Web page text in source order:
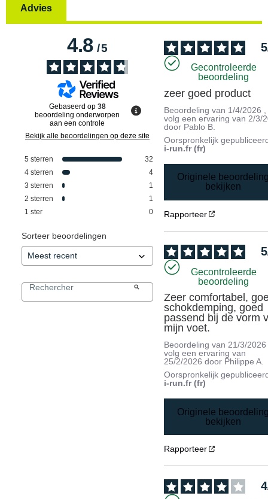
Advies
4.8/5
Gebaseerd op 38
beoordeling onderworpen
aan een controle
Bekijk alle beoordelingen op deze site
5 sterren
32
4 sterren
4
3 sterren
1
2 sterren
1
1 ster 0
Sorteer beoordelingen
5
Gecontroleerde
beoordeling
zeer goed product
Beoordeling van 1/4/2026
volg een ervaring van 2/3/
door Pablo B.
Oorspronkelijk
i-run.fr (fr)
Originele
bekijken
Rapporteer
5
Gecontroleerde
beoordeling
Zeer comfortabel,
schokdemping, goed
passend bij de vorm
mijn voet.
Beoordeling van 21/3/2026
volg een ervaring van
25/2/2026 door Philippe A.
Oorspronkelijk
i-run.fr (fr)
Originele
bekijken
Rapporteer
4